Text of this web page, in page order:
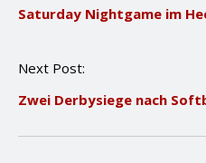
s
a
i
Saturday Nightgame im
Next Post:
Zwei Derbysiege nach